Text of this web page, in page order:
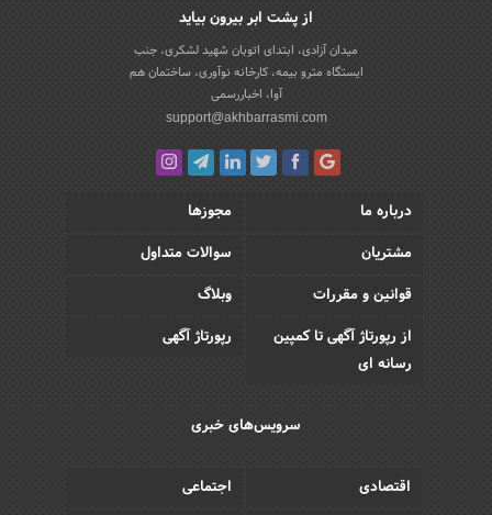
از پشت ابر بیرون بیاید
میدان آزادی، ابتدای اتوبان شهید لشکری، جنب
ایستگاه مترو بیمه، کارخانه نوآوری، ساختمان هم
آوا، اخباررسمی
support@akhbarrasmi.com
درباره ما
مجوزها
مشتریان
سوالات متداول
قوانین و مقررات
وبلاگ
از رپورتاژ آگهی تا کمپین
رسانه ای
رپورتاژ آگهی
سرویس‌های خبری
اقتصادی اجتماعی